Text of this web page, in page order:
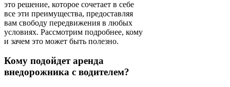
это решение, которое сочетает в себе
все эти преимущества, предоставляя
вам свободу передвижения в любых
условиях. Рассмотрим подробнее, кому
и зачем это может быть полезно.
Кому подойдет аренда
внедорожника с водителем?